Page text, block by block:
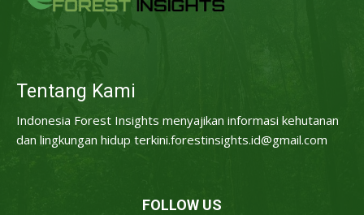
Tentang Kami
Indonesia Forest Insights menyajikan informasi kehutanan
dan lingkungan hidup terkini.forestinsights.id@gmail.com
FOLLOW US